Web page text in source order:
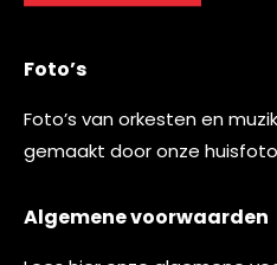
Foto’s
Foto’s van orkesten en
gemaakt door onze
Algemene voorwaarden